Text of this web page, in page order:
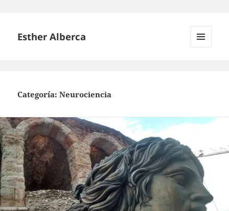
Esther Alberca
Categoría:Neurociencia